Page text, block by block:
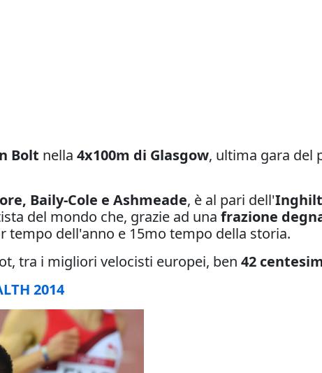
Bolt nella 4x100m di Glasgow, ultima gara del
Baily-Cole e Ashmeade, è al pari dell'
del mondo che, grazie ad una frazione
tempo dell'anno e 15mo tempo della storia.
tra i migliori velocisti europei, ben 42
2014